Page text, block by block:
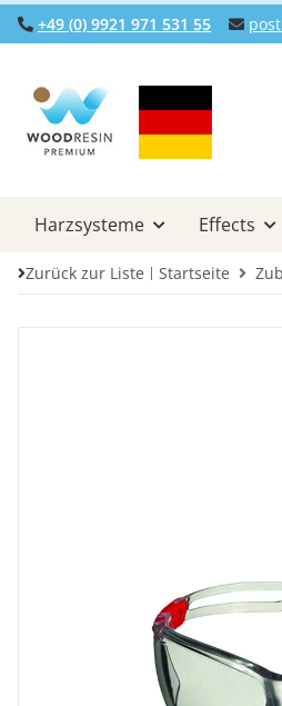
+49 (0) 9921 971 531 55
Harzsysteme Effects
Zurück zur Liste Startseite